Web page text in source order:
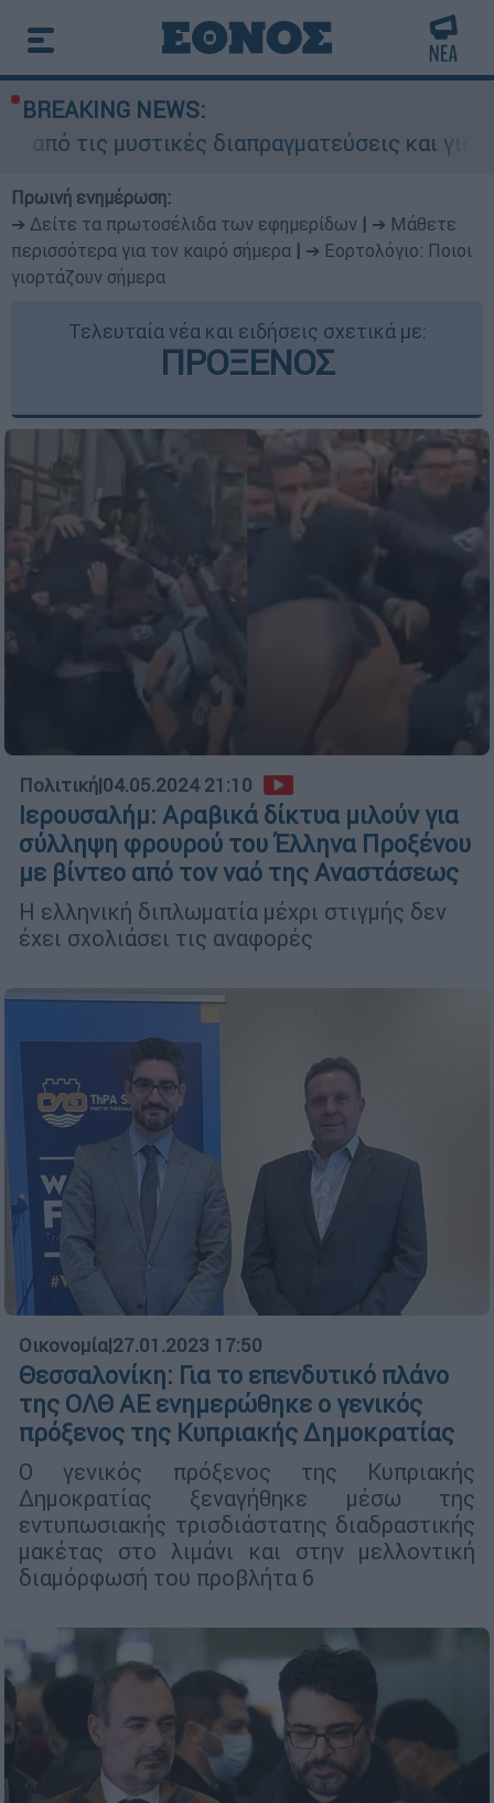
BREAKING NEWS:
διαπραγματεύσεις και γιατί αντιδρούν
Πρωινή ενημέρωση:
➔ Δείτε τα πρωτοσέλιδα των εφημερίδων
➔ Μάθετε
περισσότερα για τον καιρό σήμερα
➔ Εορτολόγιο: Ποιοι
γιορτάζουν σήμερα
Τελευταία νέα και ειδήσεις σχετικά με:
ΠΡΟΞΕΝΟΣ
Πολιτική|04.05.2024 21:10
Ιερουσαλήμ: Αραβικά δίκτυα μιλούν για
σύλληψη φρουρού του Έλληνα Προξένου
με βίντεο από τον ναό της Αναστάσεως
Η ελληνική διπλωματία μέχρι στιγμής δεν
έχει σχολιάσει τις αναφορές
Οικονομία|27.01.2023 17:50
Θεσσαλονίκη: Για το επενδυτικό πλάνο
της ΟΛΘ ΑΕ ενημερώθηκε ο γενικός
πρόξενος της Κυπριακής Δημοκρατίας
Ο γενικός πρόξενος της Κυπριακής
Δημοκρατίας ξεναγήθηκε μέσω της
εντυπωσιακής τρισδιάστατης διαδραστικής
μακέτας στο λιμάνι και στην μελλοντική
διαμόρφωσή του προβλήτα 6